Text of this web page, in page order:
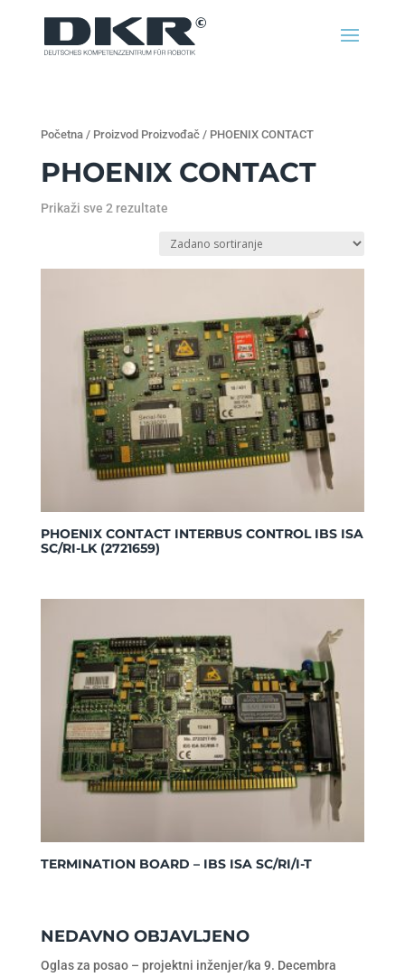
Početna/ Proizvod Proizvođač / PHOENIX CONTACT
PHOENIX CONTACT
Prikaži sve 2 rezultate
PHOENIX CONTACT INTERBUS CONTROL IBS ISA
SC/RI-LK (2721659)
TERMINATION BOARD – IBS ISA SC/RI/I-T
NEDAVNO OBJAVLJENO
Oglas za posao – projektni inženjer/ka 9. Decembra